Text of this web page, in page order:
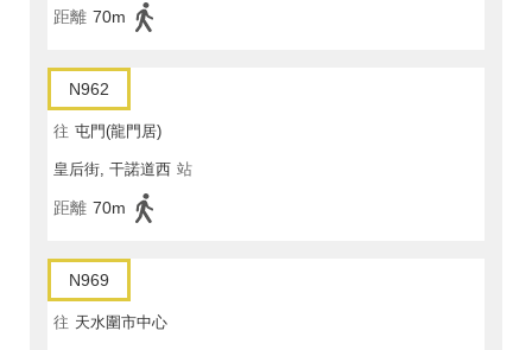
距離 70m
N962
往 屯門(龍門居)
皇后街, 干諾道西 站
距離 70m
N969
往 天水圍市中心